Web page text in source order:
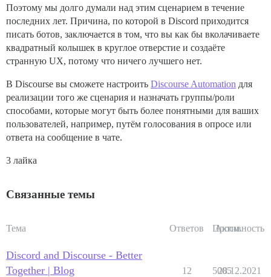
Поэтому мы долго думали над этим сценарием в течение
последних лет. Причина, по которой в Discord приходится
писать ботов, заключается в том, что вы как бы вколачиваете
квадратный колышек в круглое отверстие и создаёте
странную UX, потому что ничего лучшего нет.
В Discourse вы сможете настроить Discourse Automation для
реализации того же сценария и назначать группы/роли
способами, которые могут быть более понятными для ваших
пользователей, например, путём голосования в опросе или
ответа на сообщение в чате.
3 лайка
Связанные темы
Тема Ответов Просм.
Активность
Discord and Discourse - Better
Together | Blog
12 5005
28.12.2021